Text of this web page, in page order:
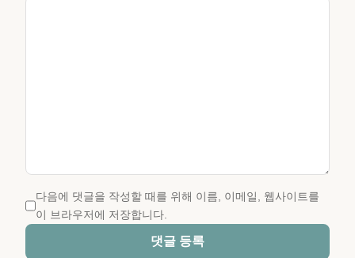
다음에 댓글을 작성할 때를 위해 이름, 이메일, 웹사이트를
이 브라우저에 저장합니다.
댓글 등록